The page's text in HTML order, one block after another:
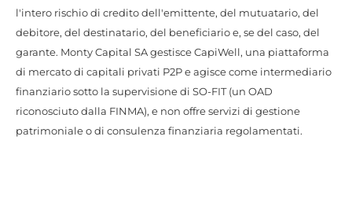
l'intero rischio di credito dell'emittente, del mutuatario, del
debitore, del destinatario, del beneficiario e, se del caso, del
garante. Monty Capital SA gestisce CapiWell, una piattaforma
di mercato di capitali privati P2P e agisce come intermediario
finanziario sotto la supervisione di SO-FIT (un OAD
riconosciuto dalla FINMA), e non offre servizi di gestione
patrimoniale o di consulenza finanziaria regolamentati.